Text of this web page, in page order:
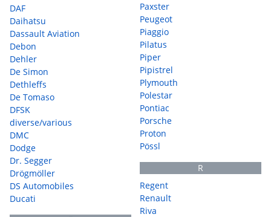
DAF
Daihatsu
Dassault Aviation
Debon
Dehler
De Simon
Dethleffs
De Tomaso
DFSK
diverse/various
DMC
Dodge
Dr. Segger
Drögmöller
DS Automobiles
Ducati
Paxster
Peugeot
Piaggio
Pilatus
Piper
Pipistrel
Plymouth
Polestar
Pontiac
Porsche
Proton
Pössl
R
Regent
Renault
Riva